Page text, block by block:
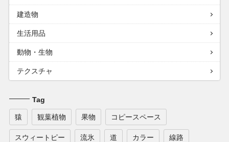
建造物
生活用品
動物・生物
テクスチャ
Tag
猿 観葉植物 果物 コピースペース
スウィートピー 流氷 道 カラー 線路